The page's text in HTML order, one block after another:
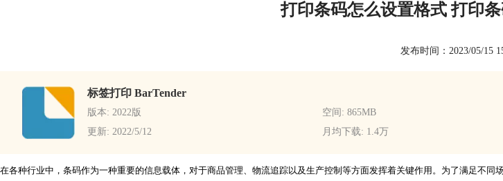
打印条码怎么设置格式 打印
发布时间：2023/05/15
标签打印 BarTender
版本: 2022版 空间: 865MB
更新: 2022/5/12
月均下载: 1.4万
在各种行业中，条码作为一种重要的信息载体，对于商品管理、物流追踪以及生产控制等方面发挥着关键作用。为了满足不